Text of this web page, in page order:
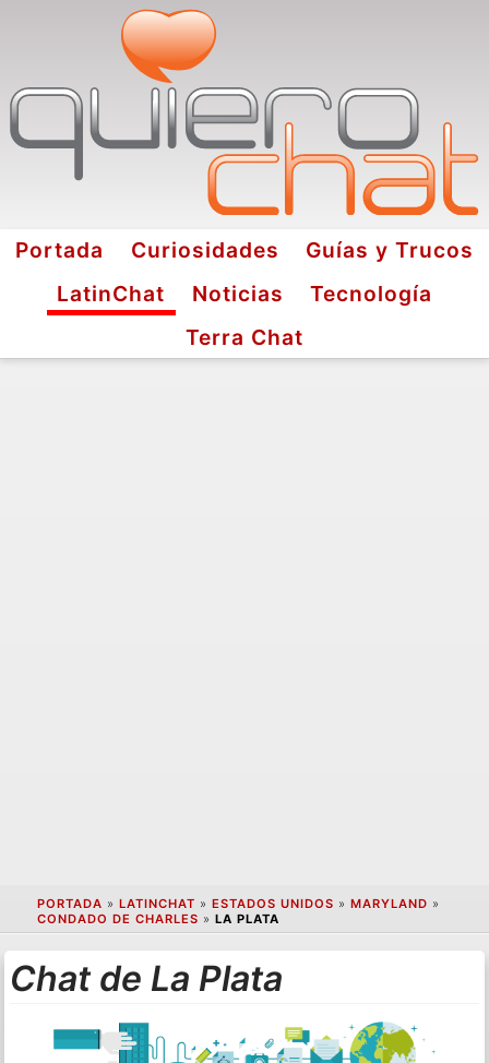
Portada Curiosidades
Guías y Trucos
LatinChat
Noticias
Tecnología
Terra Chat
PORTADA » LATINCHAT » ESTADOS UNIDOS » MARYLAND »
CONDADO DE CHARLES » LA PLATA
Chat de La Plata